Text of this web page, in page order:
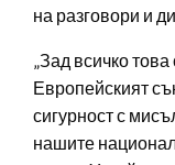
на разговори и
„Зад всичко
Европейският
сигурност с
нашите